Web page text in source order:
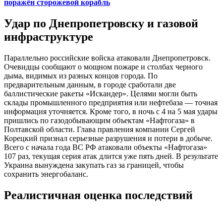
поражён сторожевой корабль
Удар по Днепропетровску и газовой
инфраструктуре
Параллельно российские войска атаковали Днепропетровск.
Очевидцы сообщают о мощном пожаре и столбах черного
дыма, видимых из разных концов города. По
предварительным данным, в городе сработали две
баллистические ракеты «Искандер». Целями могли быть
склады промышленного предприятия или нефтебаза — точная
информация уточняется. Кроме того, в ночь с 4 на 5 мая удары
пришлись по газодобывающим объектам «Нафтогаза» в
Полтавской области. Глава правления компании Сергей
Корецкий признал серьезные разрушения и потери в добыче.
Всего с начала года ВС РФ атаковали объекты «Нафтогаза»
107 раз, текущая серия атак длится уже пять дней. В результате
Украина вынуждена закупать газ за границей, чтобы
сохранить энергобаланс.
Реалистичная оценка последствий